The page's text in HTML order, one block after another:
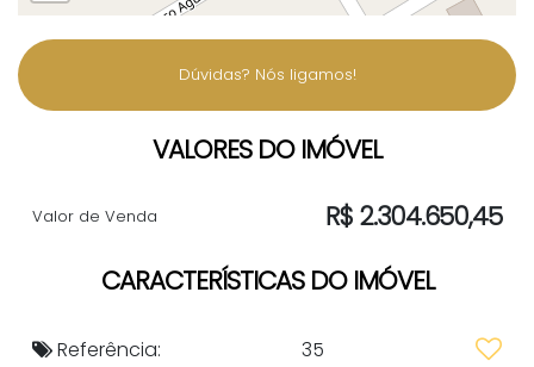
Dúvidas? Nós ligamos!
VALORES DO IMÓVEL
R$ 2.304.650,45
Valor de Venda
CARACTERÍSTICAS DO IMÓVEL
Referência: 35